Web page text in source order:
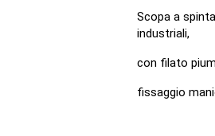
Scopa a
industriali,
con filato
fissaggio